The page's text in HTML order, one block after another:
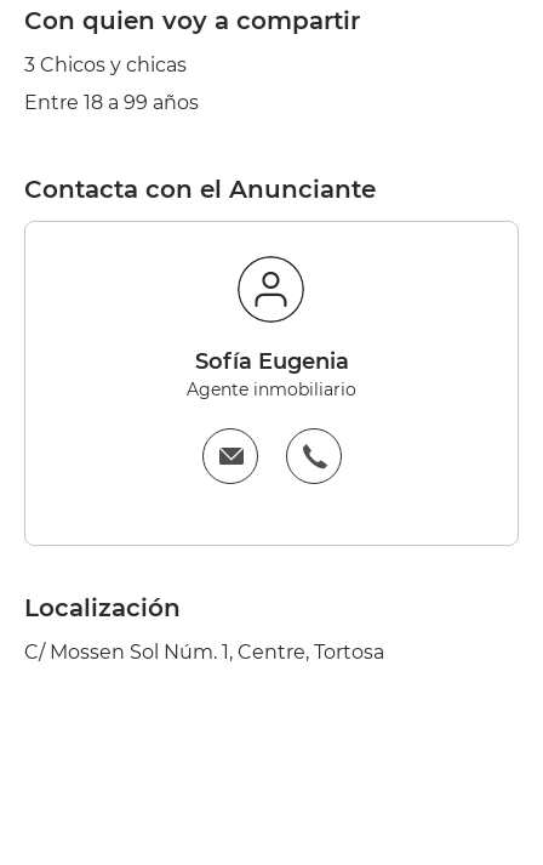
Con quien voy a compartir
3 Chicos y chicas
Entre 18 a 99 años
Contacta con el Anunciante
Sofía Eugenia
Agente inmobiliario
Localización
C/ Mossen Sol Núm. 1, Centre, Tortosa